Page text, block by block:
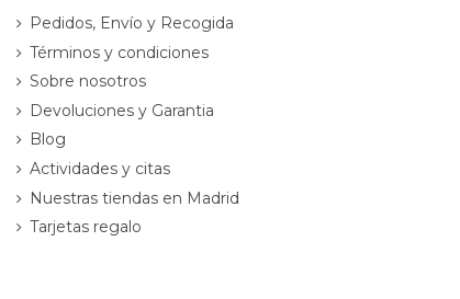
Pedidos, Envío y Recogida
Términos y condiciones
Sobre nosotros
Devoluciones y Garantia
Blog
Actividades y citas
Nuestras tiendas en Madrid
Tarjetas regalo